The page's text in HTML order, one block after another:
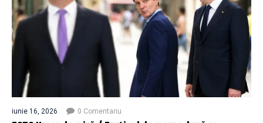
iunie 16, 2026 0 Comentariu